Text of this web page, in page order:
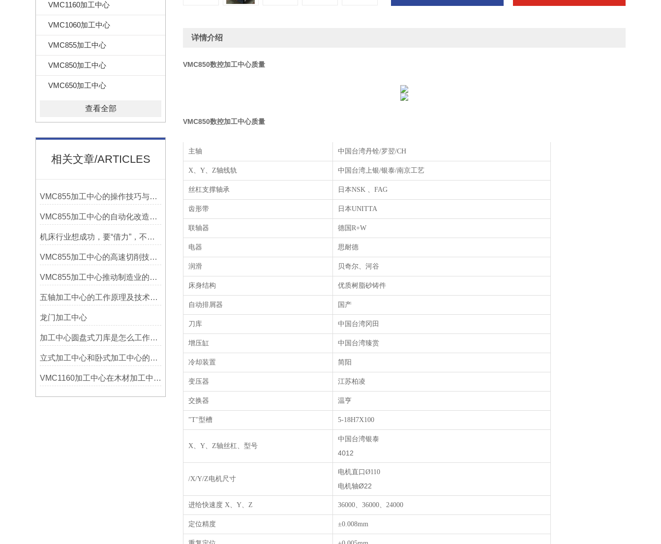
VMC1160加工中心
VMC1060加工中心
VMC855加工中心
VMC850加工中心
VMC650加工中心
查看全部
相关文章/ARTICLES
VMC855加工中心的操作技巧与维护指南
VMC855加工中心的自动化改造与智能化应用说明
机床行业想成功，要“借力”，不要“尽力”！
VMC855加工中心的高速切削技术介绍
VMC855加工中心推动制造业的发展
五轴加工中心的工作原理及技术优势
龙门加工中心
加工中心圆盘式刀库是怎么工作的？
立式加工中心和卧式加工中心的区别
VMC1160加工中心在木材加工中的应用
详情介绍
VMC850数控加工中心质量
VMC850数控加工中心质量
主轴 中国台湾丹铨/罗翌/CH
X、 Y、 Z轴线轨 中国台湾上银/银泰/南京工艺
丝杠支撑轴承 日本NSK 、 FAG
齿形带 日本UNITTA
联轴器 德国 R+W
电器 思耐德
润滑 贝奇尔、河谷
床身结构 优质树脂砂铸件
自动排屑器 国产
刀库 中国台湾冈田
增压缸 中国台湾臻赏
冷却装置 简阳
变压器 江苏柏凌
交换器 温亨
"T"型槽 5-18H7X100
X、 Y、 Z轴丝杠、型号
中国台湾银泰
4012
/X/Y/Z电机尺寸
电机直口 Ø110
电机轴Ø22
进给快速度 X、 Y、 Z 36000、 36000、 24000
定位精度 ±0.008mm